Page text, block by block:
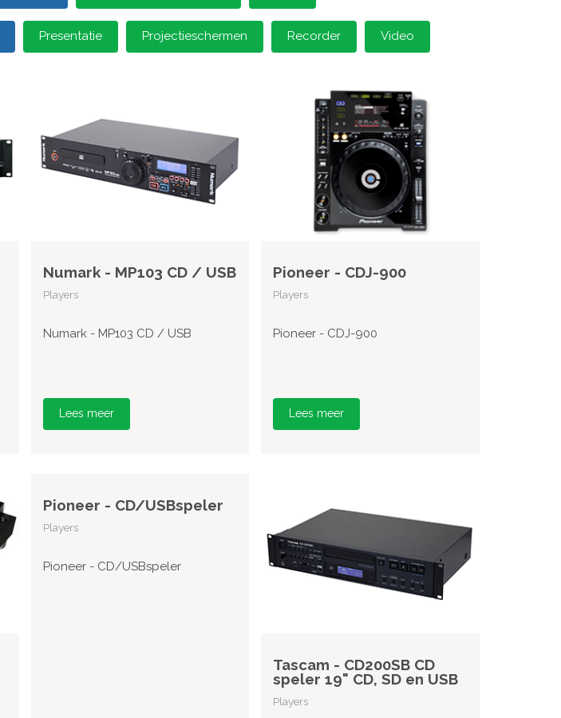
Presentatie Projectieschermen Recorder Video
Numark - MP103 CD / USB
Players
Numark - MP103 CD / USB
Lees meer
Pioneer - CDJ-900
Players
Pioneer - CDJ-900
Lees meer
Pioneer - CD/USBspeler
Players
Pioneer - CD/USBspeler
Tascam - CD200SB CD
speler 19" CD, SD en USB
Players